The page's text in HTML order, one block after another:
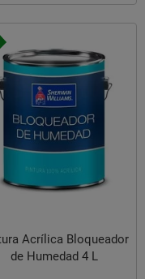
Acrílica Bloqueador
de Humedad 4 L